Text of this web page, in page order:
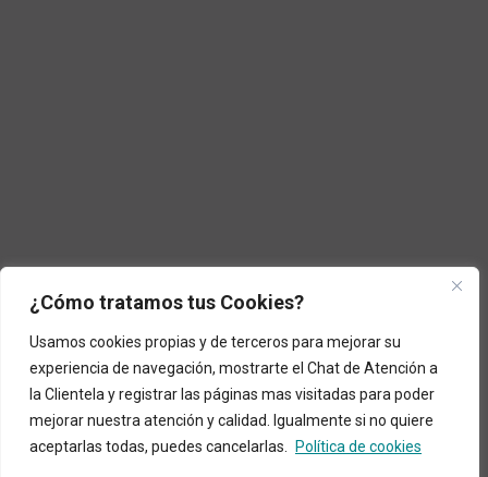
¿Cómo tratamos tus Cookies?
Usamos cookies propias y de terceros para mejorar su
experiencia de navegación, mostrarte el Chat de Atención a
la Clientela y registrar las páginas mas visitadas para poder
mejorar nuestra atención y calidad. Igualmente si no quiere
aceptarlas todas, puedes cancelarlas.
Política de cookies